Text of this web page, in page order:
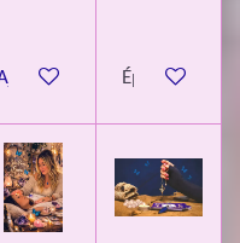
au panierÉpuisé